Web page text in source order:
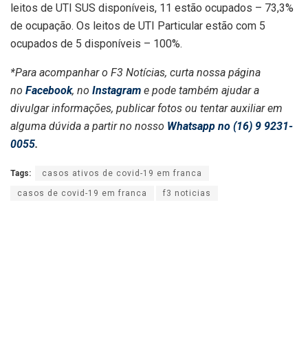
leitos de UTI SUS disponíveis, 11 estão ocupados – 73,3%
de ocupação. Os leitos de UTI Particular estão com 5
ocupados de 5 disponíveis – 100%.
*Para acompanhar o F3 Notícias, curta nossa página
no Facebook, no Instagram e pode também ajudar a
divulgar informações, publicar fotos ou tentar auxiliar em
alguma dúvida a partir no nosso Whatsapp no (16) 9 9231-
0055.
Tags: casos ativos de covid-19 em franca
casos de covid-19 em franca f3 noticias